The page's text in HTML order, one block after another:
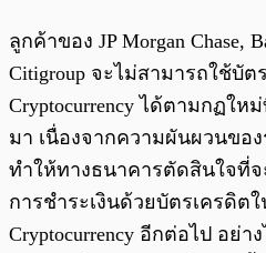
ลูกค้าของ JP Morgan Chase,
Citigroup จะไม่สามารถใช้บั
Cryptocurrency ได้ตามกฏใ
มา เนื่องจากความผันผวนของ
ทำให้ทางธนาคารตัดสินใจที่
การชำระเงินด้วยบัตรเครดิต
Cryptocurrency อีกต่อไป อย่า